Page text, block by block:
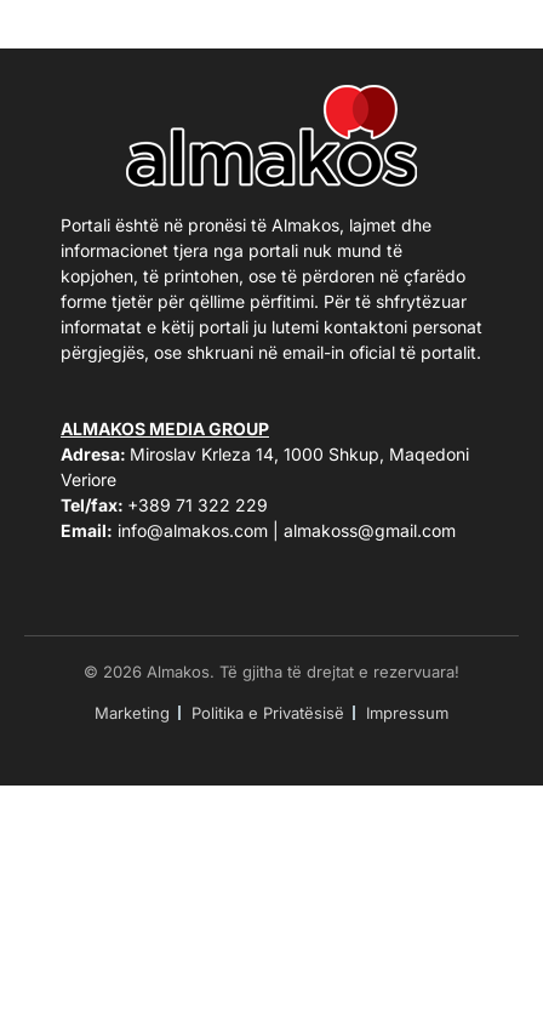
Portali është në pronësi të Almakos, lajmet dhe
informacionet tjera nga portali nuk mund të
kopjohen, të printohen, ose të përdoren në çfarëdo
forme tjetër për qëllime përfitimi. Për të shfrytëzuar
informatat e këtij portali ju lutemi kontaktoni personat
përgjegjës, ose shkruani në email-in oficial të portalit.
ALMAKOS MEDIA GROUP
Adresa: Miroslav Krleza 14, 1000 Shkup, Maqedoni
Veriore
Tel/fax: +389 71 322 229
Email: info@almakos.com almakoss@gmail.com
© 2026 Almakos. Të gjitha të drejtat e rezervuara!
Marketing Politika e Privatësisë Impressum